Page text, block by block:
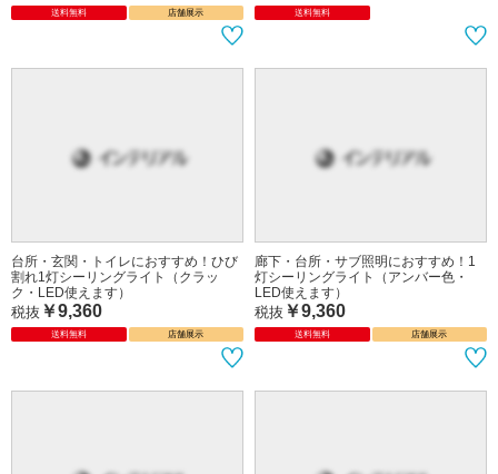
送料無料 店舗展示 送料無料
台所・玄関・トイレにおすすめ！ひび
割れ1灯シーリングライト（クラッ
ク・LED使えます）
税抜 ￥9,360
送料無料 店舗展示
廊下・台所・サブ照明におすすめ！1
灯シーリングライト（アンバー色・
LED使えます）
税抜 ￥9,360
送料無料 店舗展示